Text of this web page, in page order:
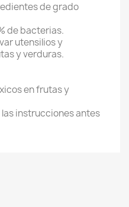
de grado
de bacterias.
utensilios y
y verduras.
en frutas y
instrucciones antes